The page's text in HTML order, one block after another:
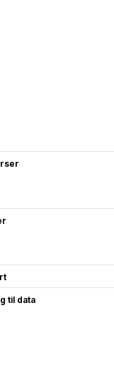
til data